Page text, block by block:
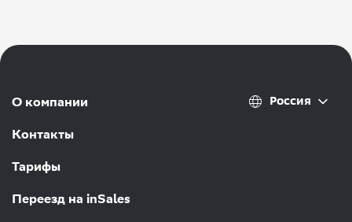
О компании
Контакты
Тарифы
Переезд на inSales
Россия